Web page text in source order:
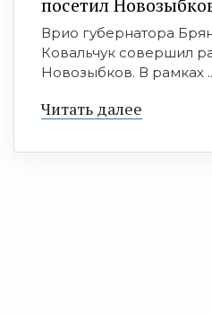
посетил
Врио губернатора
Ковальчук совершил
Новозыбков. В рамках
Читать далее